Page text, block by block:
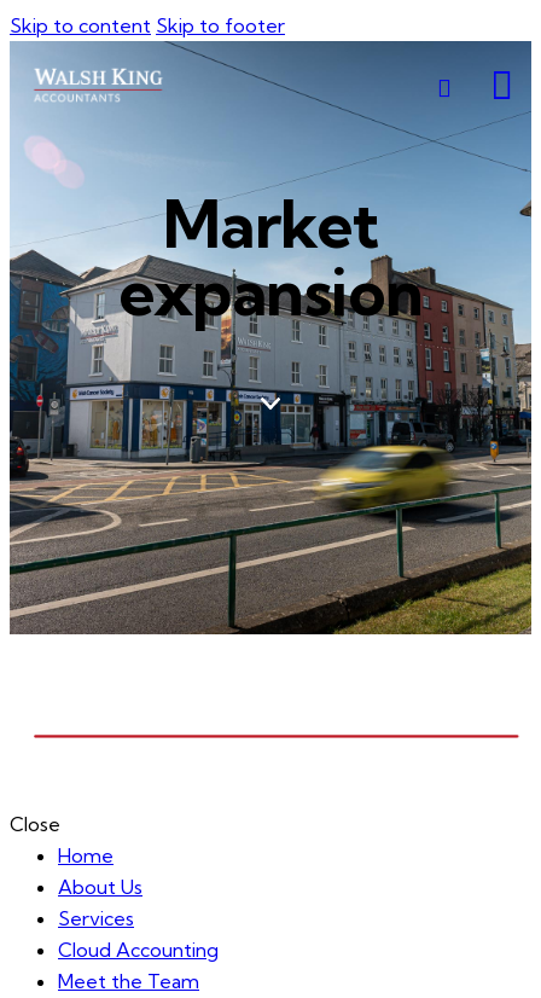
Skip to content Skip to footer
Market
expansion
Close
Home
About Us
Services
Cloud Accounting
Meet the Team